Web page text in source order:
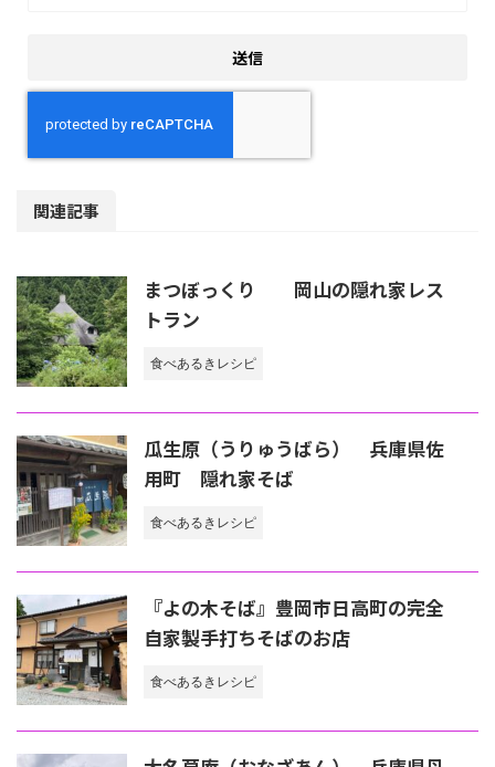
関連記事
まつぼっくり 岡山の隠れ家レス
トラン
食べあるきレシピ
瓜生原（うりゅうばら） 兵庫県佐
用町 隠れ家そば
食べあるきレシピ
『よの木そば』豊岡市日高町の完全
自家製手打ちそばのお店
食べあるきレシピ